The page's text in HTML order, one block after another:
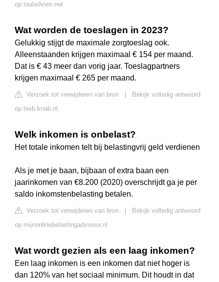
op taaladvies.net
Wat worden de toeslagen in 2023?
Gelukkig stijgt de maximale zorgtoeslag ook.
Alleenstaanden krijgen maximaal € 154 per maand.
Dat is € 43 meer dan vorig jaar. Toeslagpartners
krijgen maximaal € 265 per maand.
Verzoek tot verwijderen van bron
Bekijk volledig antwoord
op bieb.knab.nl
Welk inkomen is onbelast?
Het totale inkomen telt bij belastingvrij geld verdienen
Als je met je baan, bijbaan of extra baan een
jaarinkomen van €8.200 (2020) overschrijdt ga je per
saldo inkomstenbelasting betalen.
Verzoek tot verwijderen van bron
Bekijk volledig antwoord
op mijnonlinebelastingadviseur.nl
Wat wordt gezien als een laag inkomen?
Een laag inkomen is een inkomen dat niet hoger is
dan 120% van het sociaal minimum. Dit houdt in dat